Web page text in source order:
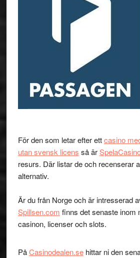
För den som letar efter ettcasino
utan svensk licens så är
resurs. Där listar de och recenserar
alternativ.
Är du från Norge och är intresserad
Spillsen.com finns det senaste inom
casinon, licenser och slots.
PåCasinodealen.sehittar ni den